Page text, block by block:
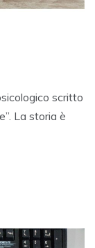
scritto
La storia è